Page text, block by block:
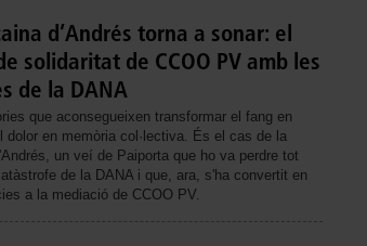
d’Andrés torna a sonar: el
solidaritat de CCOO PV amb les
de la DANA
que aconsegueixen transformar el fang en
dolor en memòria col·lectiva. És el cas de la
un veí de Paiporta que ho va perdre tot
de la DANA i que, ara, s'ha convertit en
a la mediació de CCOO PV.